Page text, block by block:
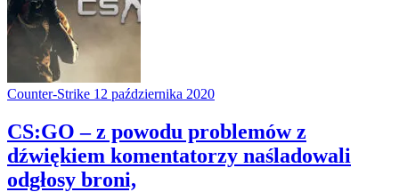
Counter-Strike 12 października 2020
CS:GO – z powodu problemów z
dźwiękiem komentatorzy naśladowali
odgłosy broni,